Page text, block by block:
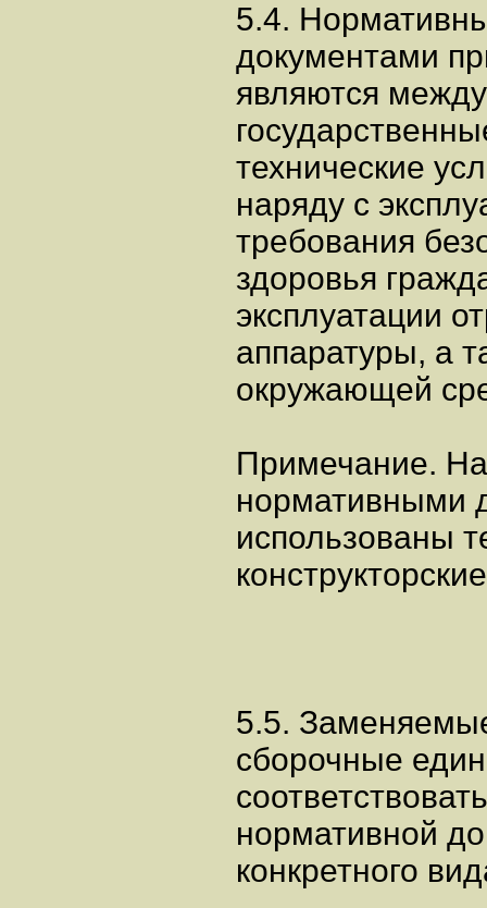
5.4.
документами
являются
технические
наряду с
требования
здоровья
эксплуатации
аппаратуры, а
окружающей
Примечание.
нормативными
использованы
5.5.
сборочные
нормативной
конкретного